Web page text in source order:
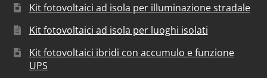
Kit fotovoltaici ad isola per illuminazione stradale
Kit fotovoltaici ad isola per luoghi isolati
Kit fotovoltaici ibridi con accumulo e funzione
UPS